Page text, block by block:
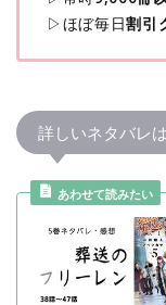
▷ほぼ毎日割引
詳しいネタバレ